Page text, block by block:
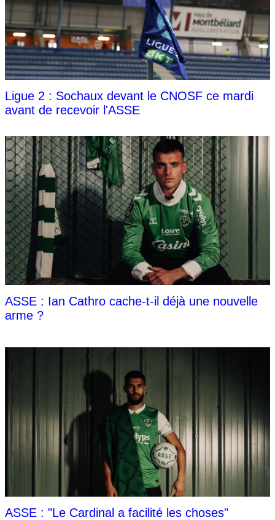
Ligue 2 : Sochaux devant le CNOSF ce mardi
avant de recevoir l'ASSE
ASSE : Ian Cathro cache-t-il déjà une nouvelle
arme ?
ASSE : "Le Cardinal a facilité les choses"